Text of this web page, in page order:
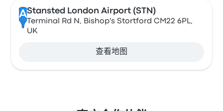
AStansted London Airport (STN)
Terminal Rd N, Bishop's Stortford CM22 6PL,
UK
查看地图